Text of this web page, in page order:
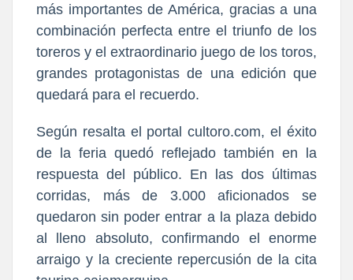
más importantes de América, gracias a una
combinación perfecta entre el triunfo de los
toreros y el extraordinario juego de los toros,
grandes protagonistas de una edición que
quedará para el recuerdo.
Según resalta el portal cultoro.com, el éxito
de la feria quedó reflejado también en la
respuesta del público. En las dos últimas
corridas, más de 3.000 aficionados se
quedaron sin poder entrar a la plaza debido
al lleno absoluto, confirmando el enorme
arraigo y la creciente repercusión de la cita